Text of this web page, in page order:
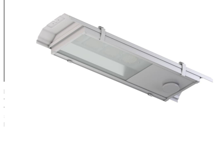
Energiatehokas ja kestävä LED- valaisin esimerkiksi erilaisiin
varastotiloihin, paperi- ja sellutehtaiden alakertoihin,
voimalaitoksiin ja kattiloihin, käytäviin, portaikoihin, hoitosilloille
sekä pysäköintihalleihin. Valaisin on parhaimmillaan matalien ja
keskikorkeiden tilojen yleisvalaistuksessa.